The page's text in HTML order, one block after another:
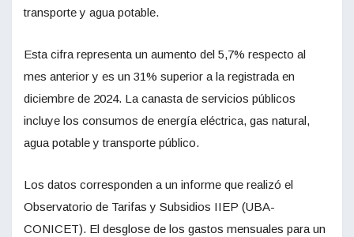
transporte y agua potable.
Esta cifra representa un aumento del 5,7% respecto al
mes anterior y es un 31% superior a la registrada en
diciembre de 2024. La canasta de servicios públicos
incluye los consumos de energía eléctrica, gas natural,
agua potable y transporte público.
Los datos corresponden a un informe que realizó el
Observatorio de Tarifas y Subsidios IIEP (UBA-
CONICET). El desglose de los gastos mensuales para un